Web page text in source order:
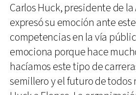
Carlos Huck, presidente de
expresó su emoción ante
competencias en la vía
emociona porque hace
hacíamos este tipo de
semillero y el futuro de todos